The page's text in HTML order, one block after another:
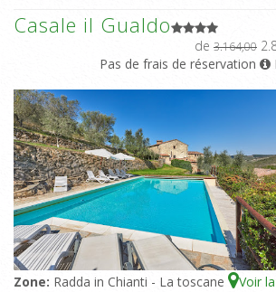
Casale il Gualdo
de 3.164,00
Pas de frais de réservation
Zone: Radda in Chianti - La toscane Voir